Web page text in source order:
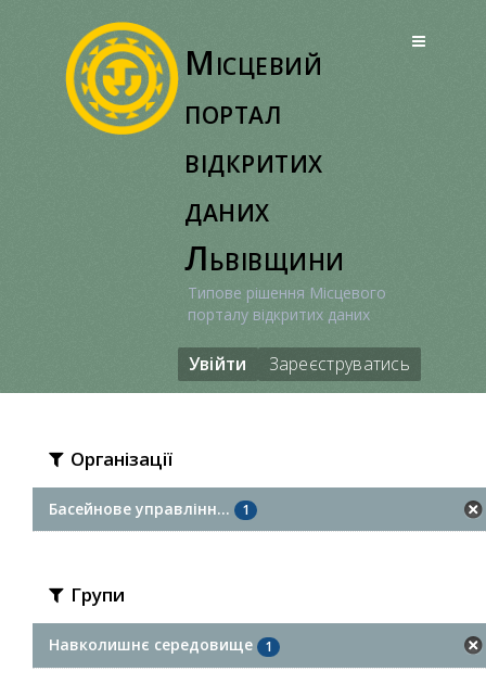
Місцевий
портал
відкритих
даних
Львівщини
Типове рішення Місцевого
порталу відкритих даних
Увійти Зареєструватись
Організації
Басейнове управлінн... 1
Групи
Навколишнє середовище 1